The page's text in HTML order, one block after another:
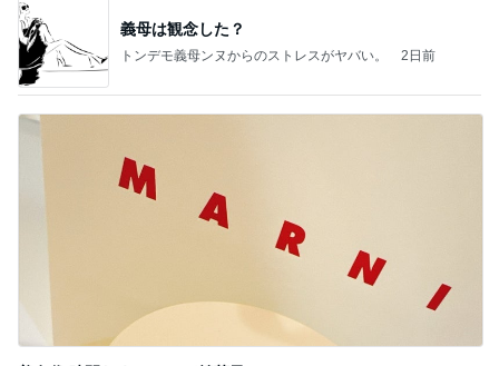
義母は観念した？
トンデモ義母ンヌからのストレスがヤバい。 2日前